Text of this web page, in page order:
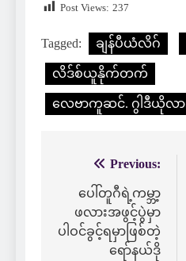
Post Views: 237
Tagged: ချန်ပီယံလိဂ်
လိဒ်စ်ယူနိုက်တက်
လေဗာကူဆင်. ဂွါဒီယိုလာ
navigation
Previous:
ပေါ်တူဂီရဲ့ကမ္ဘာ့
ဖလားအဖွင့်ပွဲမှာ
ပါဝင်ခွင့်ရမှာဖြစ်တဲ့
ရော်နယ်ဒို